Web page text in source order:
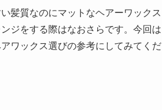
髪質なのにマットなヘアーワックス
ジをする際はなおさらです。今回は
ワックス選びの参考にしてみてくだ